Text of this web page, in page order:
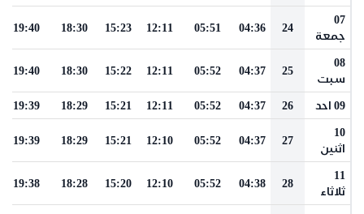
07
جمعة
24
04:36
05:51
12:11
15:23
18:30
19:40
08
سبت
25
04:37
05:52
12:11
15:22
18:30
19:40
09 احد 26
04:37
05:52
12:11
15:21
18:29
19:39
10
اثنين
27
04:37
05:52
12:10
15:21
18:29
19:39
11
ثلاثاء
28
04:38
05:52
12:10
15:20
18:28
19:38